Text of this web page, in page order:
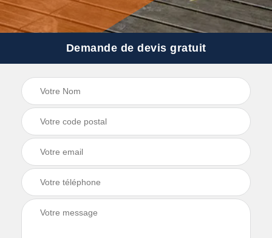
Demande de devis gratuit